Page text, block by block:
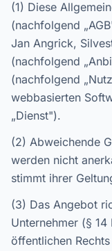
(1) Diese
(nachfolgend
Jan Angrick,
(nachfolgend
(nachfolgend
webbasierten
„Dienst").
(2) Abweichende
werden nicht
stimmt ihrer
(3) Das Angebot
Unternehmer (§
öffentlichen